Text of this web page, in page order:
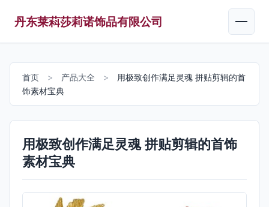
丹东莱萪莎莉诺饰品有限公司
首页 > 产品大全 >
用极致创作满足灵魂 拼贴剪辑的首
饰素材宝典
用极致创作满足灵魂 拼贴剪辑的首饰
素材宝典